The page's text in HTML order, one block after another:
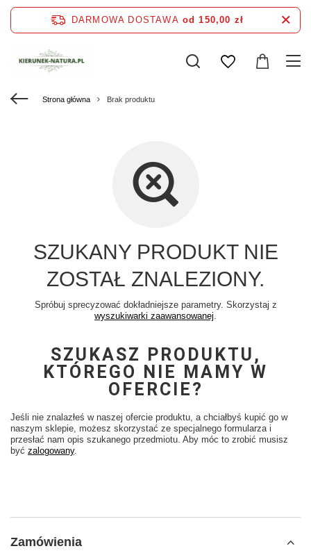
DARMOWA DOSTAWA od 150,00 zł
Strona główna Brak produktu
SZUKANY PRODUKT NIE
ZOSTAŁ ZNALEZIONY.
Spróbuj sprecyzować dokładniejsze parametry. Skorzystaj z
wyszukiwarki zaawansowanej.
SZUKASZ PRODUKTU,
KTÓREGO NIE MAMY W
OFERCIE?
Jeśli nie znalazłeś w naszej ofercie produktu, a chciałbyś kupić go w
naszym sklepie, możesz skorzystać ze specjalnego formularza i
przesłać nam opis szukanego przedmiotu. Aby móc to zrobić musisz
być zalogowany.
Zamówienia
Mamy dla Ciebie prezent!